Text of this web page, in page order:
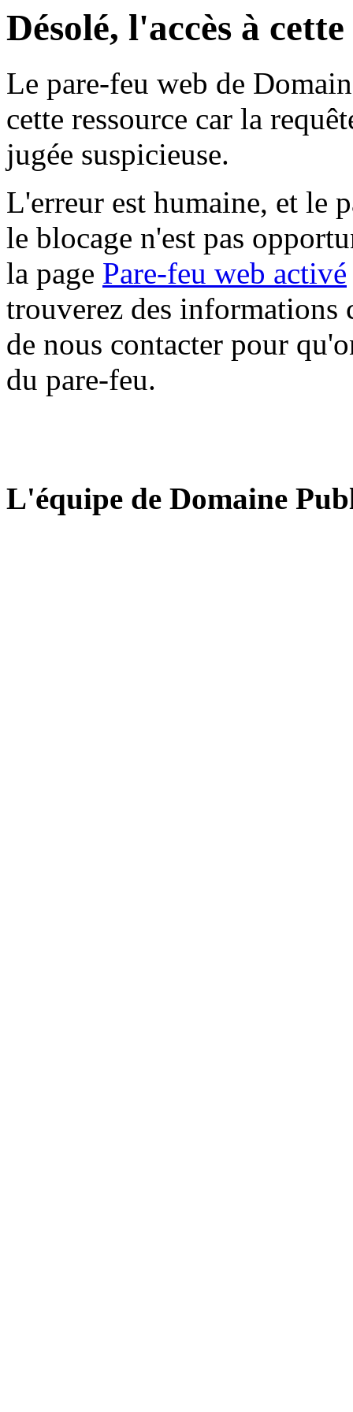
Désolé, l'accès à
Le pare-feu web de
cette ressource car la
jugée suspicieuse.
L'erreur est humaine, et le
le blocage n'est pas
la page Pare-feu web activé
trouverez des informations
de nous contacter pour
du pare-feu.
L'équipe de Domaine